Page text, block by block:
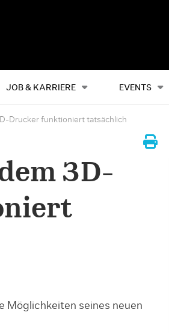
JOB & KARRIERE EVENTS
Alles Events
Drucker funktioniert tatsächlich
3D-
seines neuen